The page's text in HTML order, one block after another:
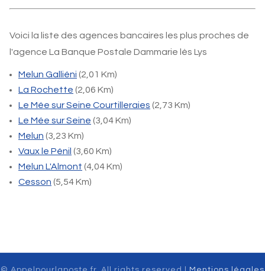
Voici la liste des agences bancaires les plus proches de
l'agence La Banque Postale Dammarie lès Lys
Melun Galliéni (2,01 Km)
La Rochette (2,06 Km)
Le Mée sur Seine Courtilleraies (2,73 Km)
Le Mée sur Seine (3,04 Km)
Melun (3,23 Km)
Vaux le Pénil (3,60 Km)
Melun L'Almont (4,04 Km)
Cesson (5,54 Km)